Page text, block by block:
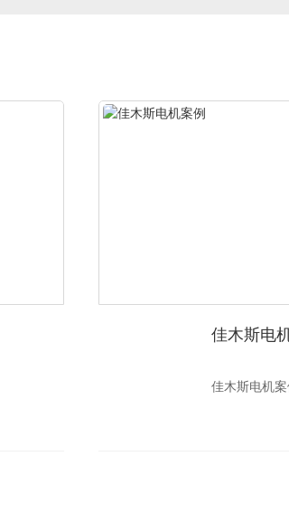
佳木斯电
佳木斯电机